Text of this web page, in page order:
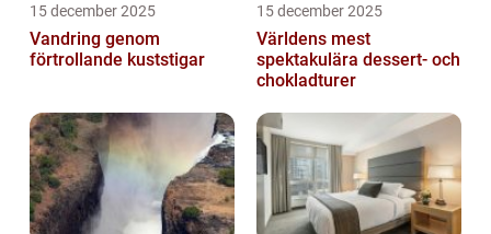
15 december 2025
Vandring genom
förtrollande kuststigar
15 december 2025
Världens mest
spektakulära dessert- och
chokladturer